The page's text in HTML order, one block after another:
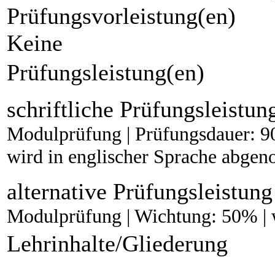
Prüfungsvorleistung(en)
Keine
Prüfungsleistung(en)
schriftliche
Modulprüfung | Prüfungsdauer:
wird in englischer Sprache
alternative
Modulprüfung | Wichtung: 50% |
Lehrinhalte/Gliederung